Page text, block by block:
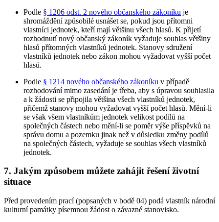
Podle § 1206 odst. 2 nového občanského zákoníku je
shromáždění způsobilé usnášet se, pokud jsou přítomni
vlastníci jednotek, kteří mají většinu všech hlasů. K přijetí
rozhodnutí nový občanský zákoník vyžaduje souhlas většiny
hlasů přítomných vlastníků jednotek. Stanovy sdružení
vlastníků jednotek nebo zákon mohou vyžadovat vyšší počet
hlasů.
Podle § 1214 nového občanského zákoníku v případě
rozhodování mimo zasedání je třeba, aby s úpravou souhlasila
a k žádosti se připojila většina všech vlastníků jednotek,
přičemž stanovy mohou vyžadovat vyšší počet hlasů. Mění-li
se však všem vlastníkům jednotek velikost podílů na
společných částech nebo mění-li se poměr výše příspěvků na
správu domu a pozemku jinak než v důsledku změny podílů
na společných částech, vyžaduje se souhlas všech vlastníků
jednotek.
7. Jakým způsobem můžete zahájit řešení životní
situace
Před provedením prací (popsaných v bodě 04) podá vlastník národní
kulturní památky písemnou žádost o závazné stanovisko.